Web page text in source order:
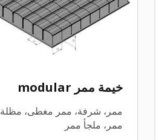
خيمة ممر modular
ممر، شرفة، ممر مغطى، مظلة
ممر، ملجأ ممر